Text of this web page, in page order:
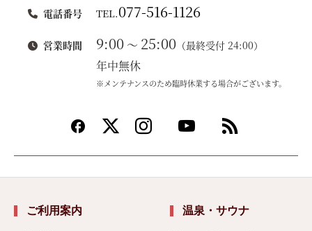
電話番号 TEL.077-516-1126
営業時間 9:00 ～ 25:00 （最終受付 24:00）
年中無休
※メンテナンスのため臨時休業する場合がございます。
ご利用案内 温泉・サウナ